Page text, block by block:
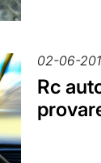
02-06-
Rc